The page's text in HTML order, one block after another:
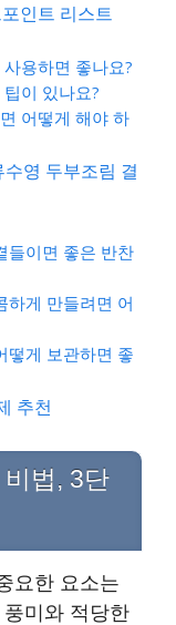
인트 리스트
용하면 좋나요?
이 있나요?
어떻게 해야 하
영 두부조림 결
들이면 좋은 반찬
하게 만들려면 어
떻게 보관하면 좋
추천
법, 3단
요한 요소는
미와 적당한